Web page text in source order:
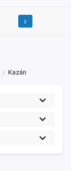
›
Kazán